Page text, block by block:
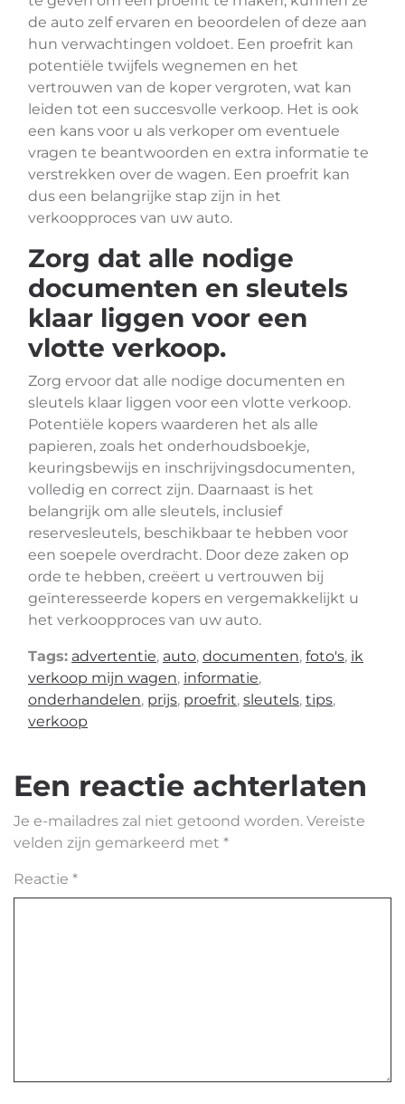
de auto zelf ervaren en beoordelen of deze aan
hun verwachtingen voldoet. Een proefrit kan
potentiële twijfels wegnemen en het
vertrouwen van de koper vergroten, wat kan
leiden tot een succesvolle verkoop. Het is ook
een kans voor u als verkoper om eventuele
vragen te beantwoorden en extra informatie te
verstrekken over de wagen. Een proefrit kan
dus een belangrijke stap zijn in het
verkoopproces van uw auto.
Zorg dat alle nodige
documenten en sleutels
klaar liggen voor een
vlotte verkoop.
Zorg ervoor dat alle nodige documenten en
sleutels klaar liggen voor een vlotte verkoop.
Potentiële kopers waarderen het als alle
papieren, zoals het onderhoudsboekje,
keuringsbewijs en inschrijvingsdocumenten,
volledig en correct zijn. Daarnaast is het
belangrijk om alle sleutels, inclusief
reservesleutels, beschikbaar te hebben voor
een soepele overdracht. Door deze zaken op
orde te hebben, creëert u vertrouwen bij
geïnteresseerde kopers en vergemakkelijkt u
het verkoopproces van uw auto.
Tags: advertentie, auto, documenten, foto's, ik
verkoop mijn wagen, informatie,
onderhandelen, prijs, proefrit, sleutels, tips,
verkoop
Een reactie achterlaten
Je e-mailadres zal niet getoond worden. Vereiste
velden zijn gemarkeerd met *
Reactie *